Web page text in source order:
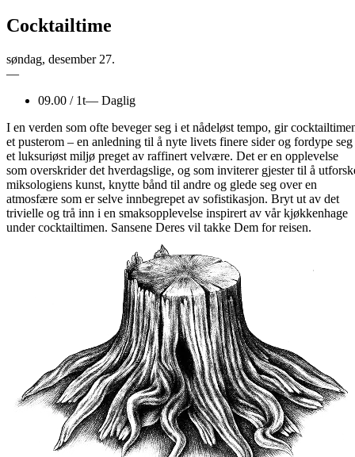
Cocktailtime
søndag, desember 27.
—
09.00 / 1t— Daglig
I en verden som ofte beveger seg i et nådeløst tempo, gir
et pusterom – en anledning til å nyte livets finere sider og fordype
et luksuriøst miljø preget av raffinert velvære. Det er en opplevelse
som overskrider det hverdagslige, og som inviterer gjester til å
miksologiens kunst, knytte bånd til andre og glede seg over en
atmosfære som er selve innbegrepet av sofistikasjon. Bryt ut av det
trivielle og trå inn i en smaksopplevelse inspirert av vår kjøkkenhage
under cocktailtimen. Sansene Deres vil takke Dem for reisen.